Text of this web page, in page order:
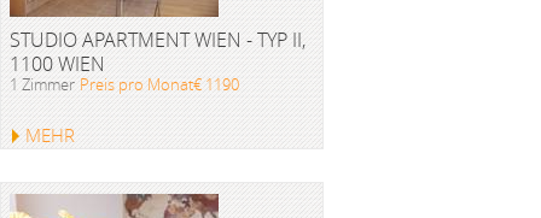
STUDIO APARTMENT WIEN - TYP II,
1100 WIEN
1 Zimmer Preis pro Monat€ 1190
MEHR